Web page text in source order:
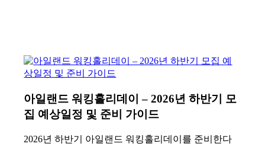
아일랜드 워킹홀리데이 – 2026년 하반기 모
집 예상일정 및 준비 가이드
2026년 하반기 아일랜드 워킹홀리데이를 준비한다